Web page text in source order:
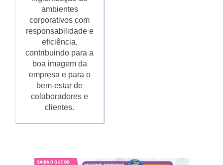
ambientes
corporativos com
responsabilidade e
eficiência,
contribuindo para a
boa imagem da
empresa e para o
bem-estar de
colaboradores e
clientes.